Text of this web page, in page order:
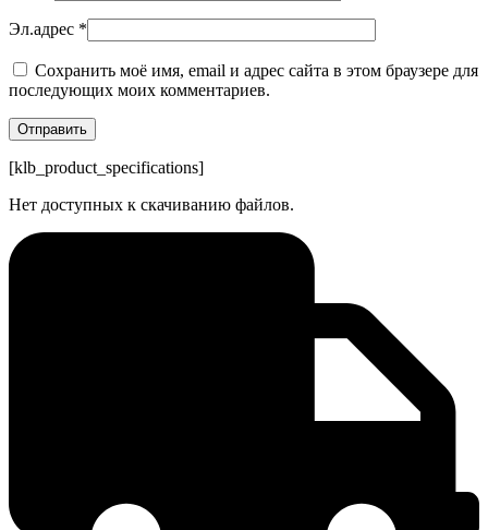
Эл.адрес *
Сохранить моё имя, email и адрес сайта в этом браузере для
последующих моих комментариев.
[klb_product_specifications]
Нет доступных к скачиванию файлов.